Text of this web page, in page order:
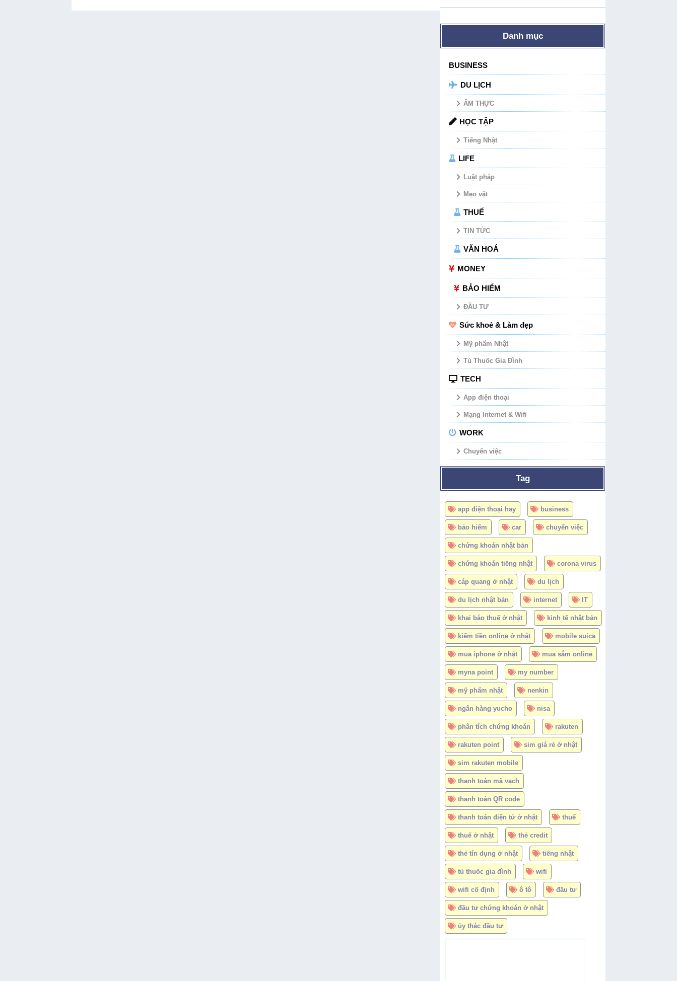
Danh mục
BUSINESS
DU LỊCH
ẨM THỰC
HỌC TẬP
Tiếng Nhật
LIFE
Luật pháp
Mẹo vặt
THUẾ
TIN TỨC
VĂN HOÁ
MONEY
BẢO HIỂM
ĐẦU TƯ
Sức khoẻ & Làm đẹp
Mỹ phẩm Nhật
Tủ Thuốc Gia Đình
TECH
App điện thoại
Mạng Internet & Wifi
WORK
Chuyển việc
Tag
app điện thoại hay business
bảo hiểm car chuyển việc
chứng khoán nhật bản
chứng khoán tiếng nhật corona virus
cáp quang ở nhật du lịch
du lịch nhật bản internet IT
khai báo thuế ở nhật kinh tế nhật bản
kiếm tiền online ở nhật mobile suica
mua iphone ở nhật mua sắm online
myna point my number
mỹ phẩm nhật nenkin
ngân hàng yucho nisa
phân tích chứng khoán rakuten
rakuten point sim giá rẻ ở nhật
sim rakuten mobile
thanh toán mã vạch
thanh toán QR code
thanh toán điện tử ở nhật thuế
thuế ở nhật thẻ credit
thẻ tín dụng ở nhật tiếng nhật
tủ thuốc gia đình wifi
wifi cố định ô tô đầu tư
đầu tư chứng khoán ở nhật
ủy thác đầu tư